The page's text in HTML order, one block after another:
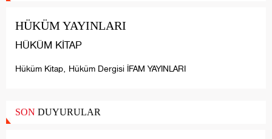
HÜKÜM YAYINLARI
HÜKÜM KİTAP
Hüküm Kitap, Hüküm Dergisi İFAM YAYINLARI
SON DUYURULAR